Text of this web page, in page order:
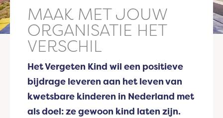
MAAK MET JOUW
ORGANISATIE HET
VERSCHIL
Het Vergeten Kind wil een positieve
bijdrage leveren aan het leven van
kwetsbare kinderen in Nederland met
als doel: ze gewoon kind laten zijn.